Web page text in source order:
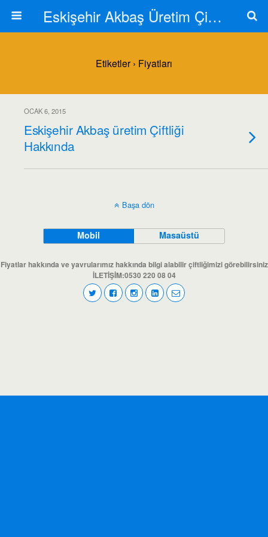
Eskişehir Akbaş Üretim Çiftliği
Etiketler › Fiyatları
OCAK 6, 2015
Eskişehir Akbaş üretim Çiftliği
Hakkında
Başa dön
Mobil Masaüstü
Fiyatlar hakkında ve yavrularımız hakkında bilgi alabilir çiftliğimizi görebilirsiniz
İLETİŞİM:0530 220 08 04